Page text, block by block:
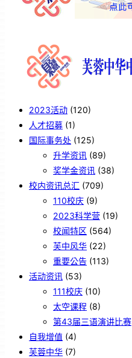
2023活动 (120)
人才招募 (1)
国际事务处 (125)
升学资讯 (89)
奖学金资讯 (38)
校内资讯总汇 (709)
110校庆 (9)
2023科学营 (19)
校闻特区 (564)
芙中风华 (22)
重要公告 (113)
活动资讯 (53)
111校庆 (10)
太空课程 (8)
第43届三语演讲比赛
自我增值 (4)
芙蓉中华 (7)